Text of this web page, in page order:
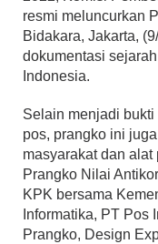
resmi meluncurkan
Bidakara, Jakarta,
dokumentasi
Indonesia.
Selain menjadi
pos, prangko ini
masyarakat dan
Prangko Nilai
KPK bersama
Informatika, PT Pos
Prangko, Design